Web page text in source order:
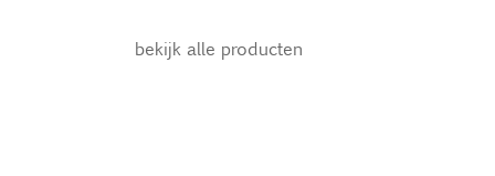
bekijk alle producten